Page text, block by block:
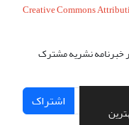
Creative Commons
خبرنامه نشریه مشترک
اشتراک